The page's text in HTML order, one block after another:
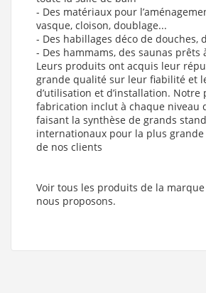
- Des matériaux pour
vasque, cloison, doublage...
- Des habillages déco de douches,
- Des hammams, des saunas prêts
Leurs produits ont acquis leur
grande qualité sur leur fiabilité et
d’utilisation et d’installation. Notre
fabrication inclut à chaque niveau
faisant la synthèse de grands
internationaux pour la plus
de nos clients
Voir tous les produits de la marque
nous proposons.